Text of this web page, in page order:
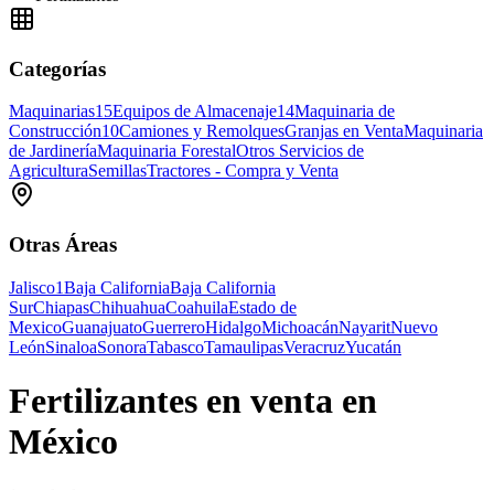
Categorías
Maquinarias15Equipos de Almacenaje14Maquinaria de
Construcción10Camiones y RemolquesGranjas en VentaMaquinaria
de JardineríaMaquinaria ForestalOtros Servicios de
AgriculturaSemillasTractores - Compra y Venta
Otras Áreas
Jalisco1Baja CaliforniaBaja California
SurChiapasChihuahuaCoahuilaEstado de
MexicoGuanajuatoGuerreroHidalgoMichoacánNayaritNuevo
LeónSinaloaSonoraTabascoTamaulipasVeracruzYucatán
Fertilizantes en venta en
México